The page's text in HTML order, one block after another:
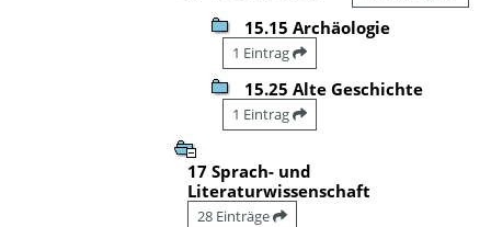
15.15 Archäologie
1 Eintrag
15.25 Alte Geschichte
1 Eintrag
17 Sprach- und
Literaturwissenschaft
28 Einträge